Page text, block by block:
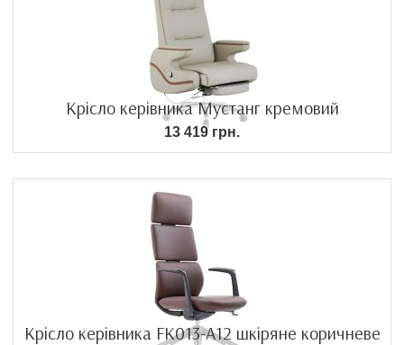
Крісло керівника Мустанг кремовий
13 419 грн.
Крісло керівника FK013-A12 шкіряне коричневе